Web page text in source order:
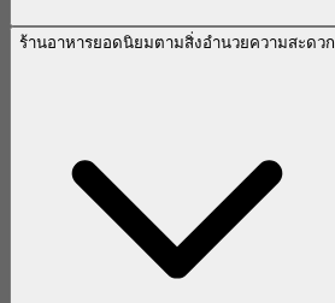
ร้านอาหารยอดนิยมตามสิ่งอำนวยความสะดวก